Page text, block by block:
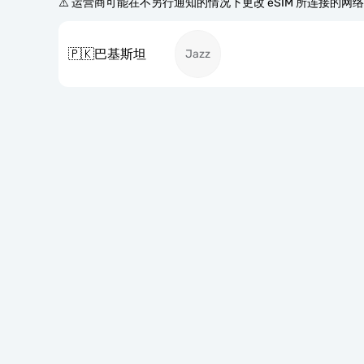
⚠️ 运营商可能在不另行通知的情况下更改 eSIM 所连接的网
🇵🇰巴基斯坦 Jazz